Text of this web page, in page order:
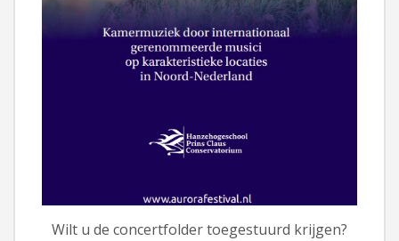
Wilt u de concertfolder toegestuurd krijgen?